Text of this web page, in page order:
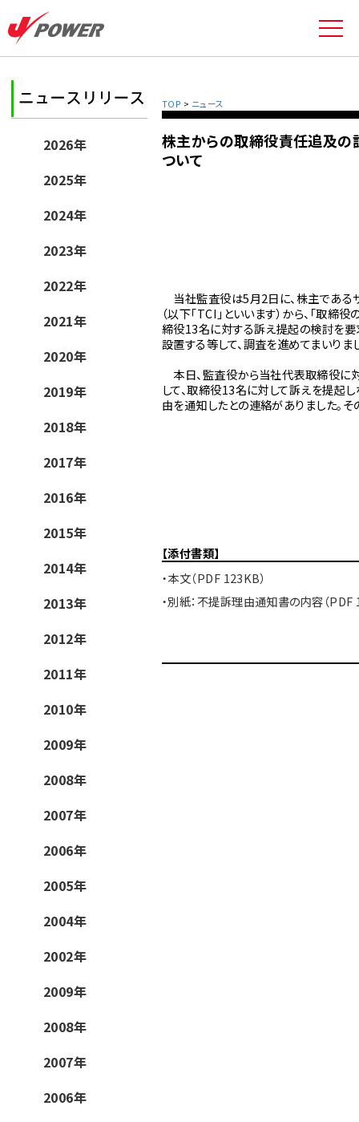
2026年
2025年
2024年
2023年
2022年
2021年
2020年
2019年
2018年
2017年
2016年
2015年
2014年
2013年
2012年
2011年
2010年
2009年
2008年
2007年
2006年
2005年
2004年
2002年
2009年
2008年
2007年
2006年
TOP > ニュース
株主からの取締役責任追及
ついて
当社監査役は5月2日に、株主であ
（以下「TCI」といいます）から、「取
締役13名に対する訴え提起の検討を要
設置する等して、調査を進めてまいりま
本日、監査役から当社代表取締役に
して、取締役13名に対して訴えを提起
由を通知したとの連絡がありました。そ
【添付書類】
・本文（PDF 123KB）
・別紙：不提訴理由通知書の内容（PDF